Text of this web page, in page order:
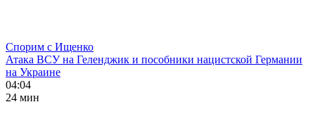
Спорим с Ищенко
Атака ВСУ на Геленджик и пособники нацистской Германии
на Украине
04:04
24 мин